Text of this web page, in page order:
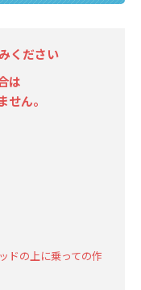
ください
は
ん。
ドの上に乗っての作